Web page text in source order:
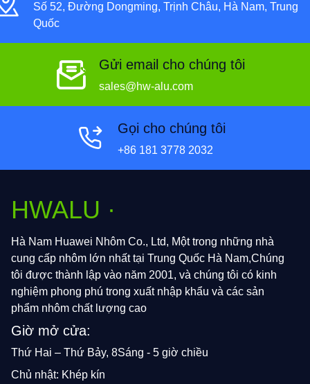
Số 52, Đường Dongming, Trịnh Châu, Hà Nam, Trung
Quốc
Gửi email cho chúng tôi
sales@hw-alu.com
Gọi cho chúng tôi
+86 181 3778 2032
HWALU ·
Hà Nam Huawei Nhôm Co., Ltd, Một trong những nhà
cung cấp nhôm lớn nhất tại Trung Quốc Hà Nam,Chúng
tôi được thành lập vào năm 2001, và chúng tôi có kinh
nghiệm phong phú trong xuất nhập khẩu và các sản
phẩm nhôm chất lượng cao
Giờ mở cửa:
Thứ Hai – Thứ Bảy, 8Sáng - 5 giờ chiều
Chủ nhật: Khép kín